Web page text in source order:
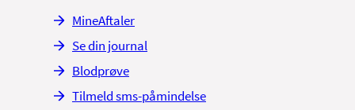
MineAftaler
Se din journal
Blodprøve
Tilmeld sms-påmindelse